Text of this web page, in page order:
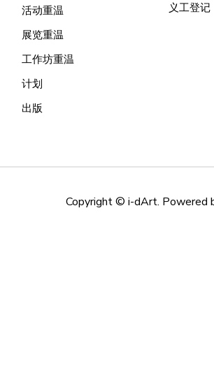
活动重温
展览重温
工作坊重温
计划
出版
义工登记
Copyright © i-dArt. Powered